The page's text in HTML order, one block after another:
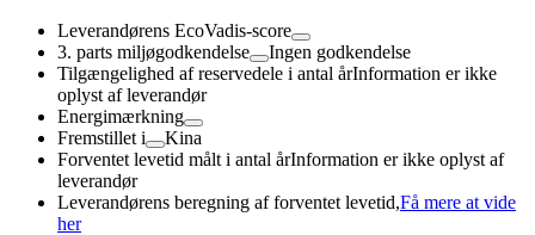
Leverandørens EcoVadis-score
3. parts miljøgodkendelse
Ingen godkendelse
Tilgængelighed af reservedele i antal årInformation er ikke
oplyst af leverandør
Energimærkning
Fremstillet i
Kina
Forventet levetid målt i antal årInformation er ikke oplyst af
leverandør
Leverandørens beregning af forventet levetid,Få mere at vide
her